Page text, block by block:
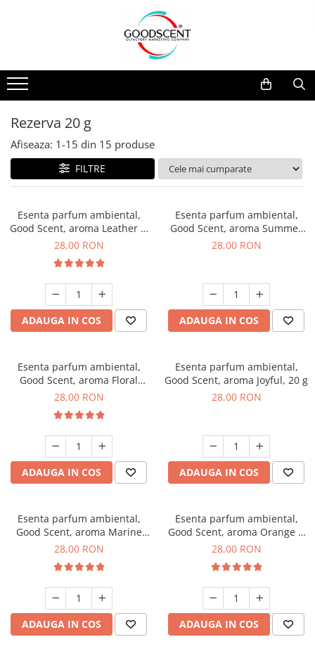
Pachete Promo
Dispozitive de Parfumare
Esente Parfum Ambiental
Rezerve Spray Good Scent
Odorizant cu Pulverizator
Site Pisoar
Dispozitive de Parfumare Ambientală
Auto
Rezidențiale
Comerciale
Industriale (HVAC)
Esente Parfum Ambiental
Mostre
Rezerva 10 g
Rezerva 20 g
Rezerva 100 g
Rezerva 200 g
Rezerva 500 g
Rezerva 20 g
Afiseaza: 1-15 din 15 produse
FILTRE
Esenta parfum ambiental,
Good Scent, aroma Leather &
Black Oudh, 20 g
28,00 RON
ADAUGA IN COS
Esenta parfum ambiental,
Good Scent, aroma Summer
Melon, 20 g
28,00 RON
ADAUGA IN COS
Esenta parfum ambiental,
Good Scent, aroma Floral
Bouquet, 20 g
28,00 RON
ADAUGA IN COS
Esenta parfum ambiental,
Good Scent, aroma Joyful, 20 g
28,00 RON
ADAUGA IN COS
Esenta parfum ambiental,
Good Scent, aroma Marine
Breeze, 20 g
28,00 RON
ADAUGA IN COS
Esenta parfum ambiental,
Good Scent, aroma Orange &
Fresh Cinnamon, 20 g
28,00 RON
ADAUGA IN COS